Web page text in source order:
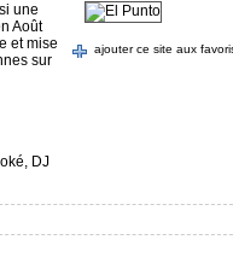
une
Août
et mise
sur
ajouter ce site aux
DJ